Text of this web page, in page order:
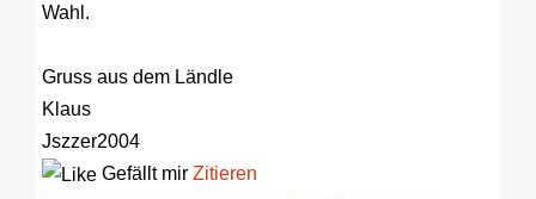
Wahl.
Gruss aus dem Ländle
Klaus
Jszzer2004
Gefällt mir Zitieren